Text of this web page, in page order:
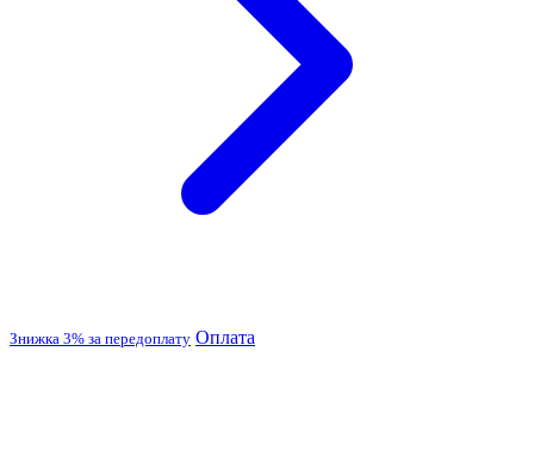
Знижка 3% за передоплату Оплата